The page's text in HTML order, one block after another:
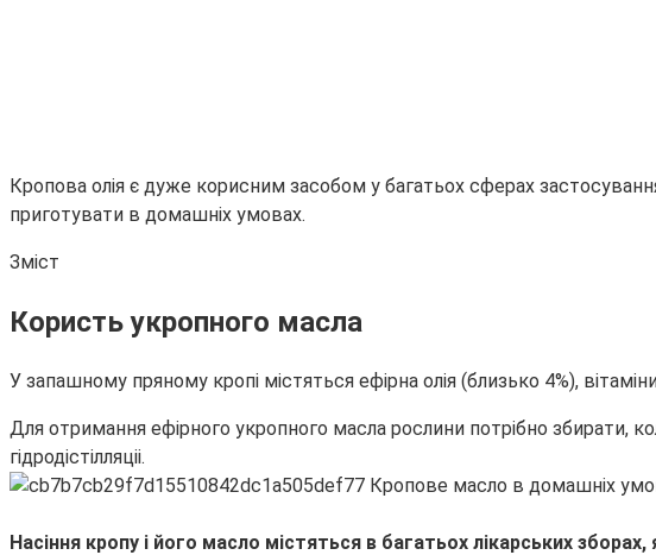
Кропова олія є дуже корисним засобом у багатьох сферах
приготувати в домашніх умовах.
Зміст
Користь укропного масла
У запашному пряному кропі містяться ефірна олія (близько 4%),
Для отримання ефірного укропного масла рослини потрібно збирати,
гідродістілляціі.
Насіння кропу і його масло містяться в багатьох лікарських